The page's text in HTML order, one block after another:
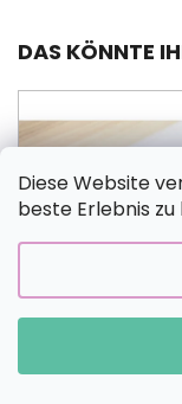
Diese Website
beste Erlebnis zu
DAS KÖNNTE